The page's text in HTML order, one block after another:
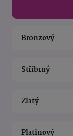
Bronzový
Stříbrný
Zlatý
Platinový